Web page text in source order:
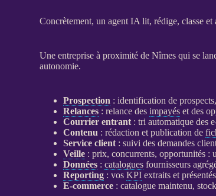
Concrètement, unagent IA lit, rédige, classe
Une entreprise à proximité de Nîmes qui se
autonomie.
Prospection : identification deprospects
Relances :relance desimpayés et des
Courrier entrant : tri automatique des
Contenu : rédaction et publication de
Service client : suivi des demandes
Veille : prix, concurrents, opportunités :
Données :catalogues fournisseurs
Reporting : vosKPI extraits et
E-commerce :catalogue maintenu,